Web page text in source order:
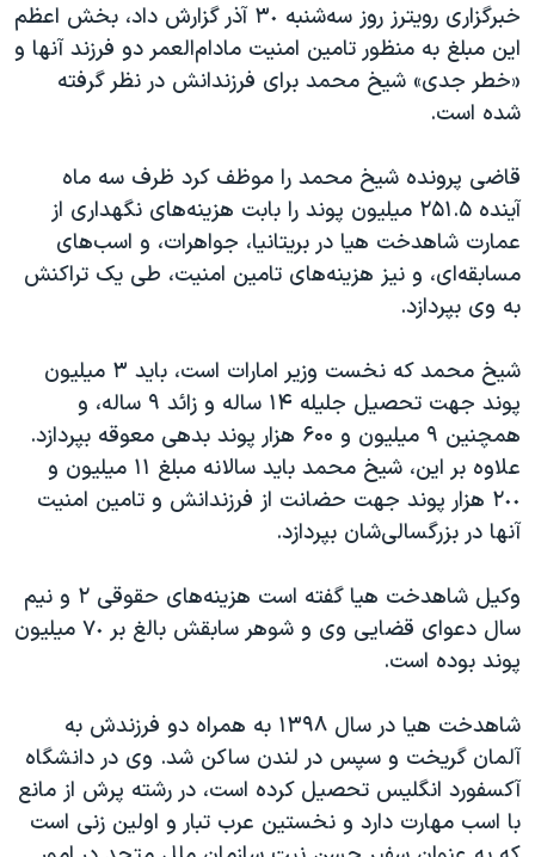
اسرائیل در جنگ
نرگس محمدی برنده جایزه نوبل صلح
همایش محافظه‌کاران آمریکا «سی‌پک»
صفحه‌های ویژه
سفر پرزیدنت ترامپ به چین
خبرگزاری رویترز روز سه‌شنبه ٣٠ آذر گزارش داد، بخش اعظم
این مبلغ به منظور تامین امنیت مادام‌العمر دو فرزند آنها و
«خطر جدی» شیخ محمد برای فرزندانش در نظر گرفته
شده است.
قاضی پرونده شیخ محمد را موظف کرد ظرف سه ماه
آینده ۲۵۱.۵ میلیون پوند را بابت هزینه‌های نگهداری از
عمارت شاهدخت هیا در بریتانیا، جواهرات، و اسب‌های
مسابقه‌ای، و نیز هزینه‌های تامین امنیت، طی یک تراکنش
به وی بپردازد.
شیخ محمد که نخست وزیر امارات است، باید ٣ میلیون
پوند جهت تحصیل جلیله ۱۴ ساله و زائد ۹ ساله، و
همچنین ٩ میلیون و ۶۰۰ هزار پوند بدهی معوقه بپردازد.
علاوه بر این، شیخ محمد باید سالانه مبلغ ١١ میلیون و
٢٠٠ هزار پوند جهت حضانت از فرزندانش و تامین امنیت
آنها در بزرگسالی‌شان بپردازد.
وکیل شاهدخت هیا گفته است هزینه‌های حقوقی ٢ و نیم
سال دعوای قضایی وی و شوهر سابقش بالغ بر ٧٠ میلیون
پوند بوده است.
شاهدخت هیا در سال ١٣٩٨ به همراه دو فرزندش به
آلمان گریخت و سپس در لندن ساکن شد. وی در دانشگاه
آکسفورد انگلیس تحصیل کرده است، در رشته پرش از مانع
با اسب مهارت دارد و نخستین عرب تبار و اولین زنی است